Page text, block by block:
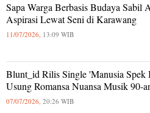
Sapa Warga Berbasis Budaya Sabil
Aspirasi Lewat Seni di Karawang
11/07/2026, 13:09 WIB
Blunt_id Rilis Single 'Manusia Spek
Usung Romansa Nuansa Musik 90-
07/07/2026, 20:26 WIB